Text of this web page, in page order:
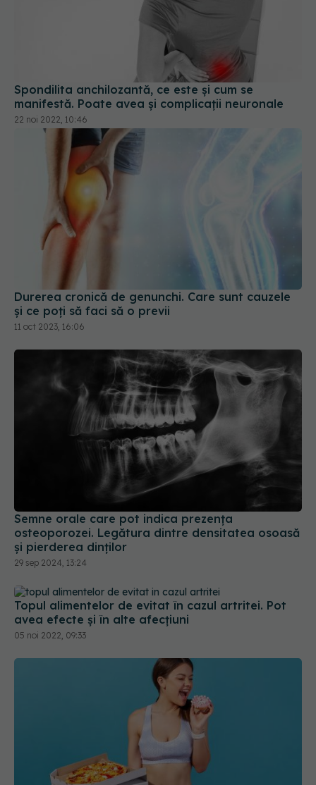
Spondilita anchilozantă, ce este și cum se
manifestă. Poate avea și complicații neuronale
22 noi 2022, 10:46
Durerea cronică de genunchi. Care sunt cauzele
și ce poți să faci să o previi
11 oct 2023, 16:06
Semne orale care pot indica prezența
osteoporozei. Legătura dintre densitatea osoasă
și pierderea dinților
29 sep 2024, 13:24
Topul alimentelor de evitat în cazul artritei. Pot
avea efecte și în alte afecțiuni
05 noi 2022, 09:33